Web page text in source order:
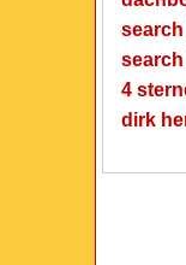
search
search
4
dirk